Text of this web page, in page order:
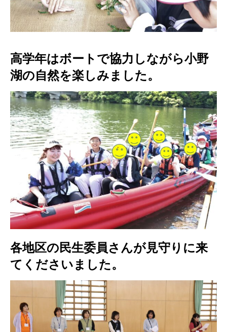
高学年はボートで協力しながら小野
湖の自然を楽しみました。
各地区の民生委員さんが見守りに来
てくださいました。